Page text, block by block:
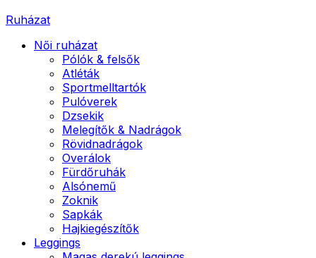
Ruházat
Női ruházat
Pólók & felsők
Atléták
Sportmelltartók
Pulóverek
Dzsekik
Melegítők & Nadrágok
Rövidnadrágok
Overálok
Fürdőruhák
Alsónemű
Zoknik
Sapkák
Hajkiegészítők
Leggings